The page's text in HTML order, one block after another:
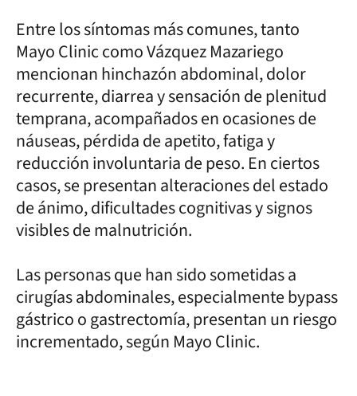
Entre los síntomas más comunes, tanto
Mayo Clinic como Vázquez Mazariego
mencionan hinchazón abdominal, dolor
recurrente, diarrea y sensación de plenitud
temprana, acompañados en ocasiones de
náuseas, pérdida de apetito, fatiga y
reducción involuntaria de peso. En ciertos
casos, se presentan alteraciones del estado
de ánimo, dificultades cognitivas y signos
visibles de malnutrición.
Las personas que han sido sometidas a
cirugías abdominales, especialmente bypass
gástrico o gastrectomía, presentan un riesgo
incrementado, según Mayo Clinic.